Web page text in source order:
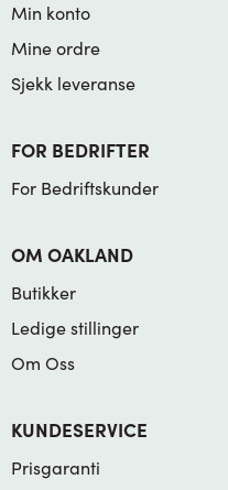
Min konto
Mine ordre
Sjekk leveranse
FOR BEDRIFTER
For Bedriftskunder
OM OAKLAND
Butikker
Ledige stillinger
Om Oss
KUNDESERVICE
Prisgaranti